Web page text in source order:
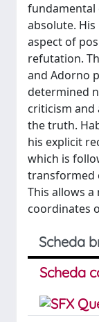
fundamental
absolute.
aspect of
refutation.
and Adorno
determined
criticism and
the truth.
his explicit
which is
transformed
This allows
coordinates
Scheda
Scheda